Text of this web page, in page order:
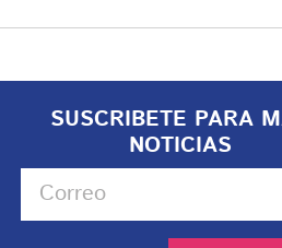
SUSCRIBETE PARA
NOTICIAS